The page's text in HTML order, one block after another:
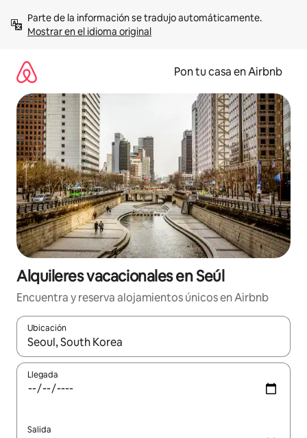
contenidoMostrar en el idioma original
Pon tu casa en Airbnb
Alquileres vacacionales en Seúl
Encuentra y reserva alojamientos únicos en Airbnb
Ubicación
Cuando los resultados estén disponibles, navega con las
Llegada
Salida